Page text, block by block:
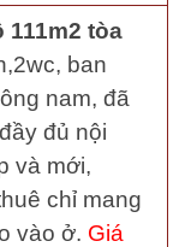
111m2 tòa
ban
nam, đã
đủ nội
và mới,
chỉ mang
vào ở. Giá